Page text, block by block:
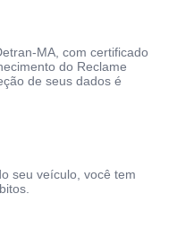
MA, com certificado
do Reclame
de seus dados é
seu veículo, você tem